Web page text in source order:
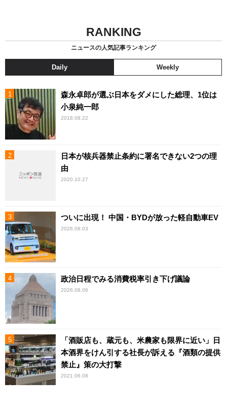
RANKING
ニュースの人気記事ランキング
Daily Weekly
森永卓郎が選ぶ日本をダメにした総理、1位は
小泉純一郎
2018.08.22
日本が核兵器禁止条約に署名できない2つの理
由
2020.10.27
ついに出現！ 中国・BYDが放った軽自動車EV
2026.08.03
政治日程でみる消費税率引き下げ議論
2026.08.06
「酒販店も、蔵元も、米農家も限界に近い」日
本酒界をけん引する社長が訴える『酒類の提供
禁止』策の大打撃
2021.06.08